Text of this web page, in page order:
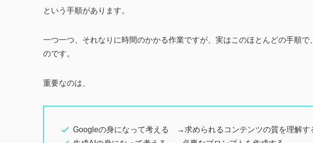
という手順があります。
一つ一つ、それなりに時間のかかる作業ですが、実はこのほとんどの手順
のです。
重要なのは、
Googleの身になって考える →求められるコンテンツの質を理解す